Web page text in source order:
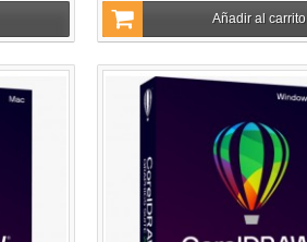
Añadir al carrito